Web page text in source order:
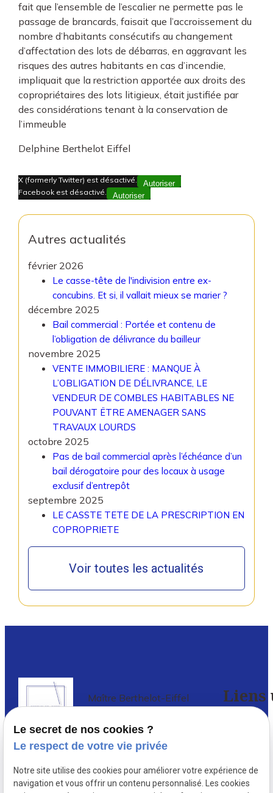
fait que l’ensemble de l’escalier ne permette pas le
passage de brancards, faisait que l’accroissement du
nombre d’habitants consécutifs au changement
d’affectation des lots de débarras, en aggravant les
risques des autres habitants en cas d’incendie,
impliquait que la restriction apportée aux droits des
copropriétaires des lots litigieux, était justifiée par
des considérations tenant à la conservation de
l’immeuble
Delphine Berthelot Eiffel
X (formerly Twitter) est désactivé.
Autoriser
Facebook est désactivé.
Autoriser
Autres actualités
février 2026
Le casse-tête de l'indivision entre ex-
concubins. Et si, il vallait mieux se marier ?
décembre 2025
Bail commercial : Portée et contenu de
l’obligation de délivrance du bailleur
novembre 2025
VENTE IMMOBILIERE : MANQUE À
L’OBLIGATION DE DÉLIVRANCE, LE
VENDEUR DE COMBLES HABITABLES NE
POUVANT ËTRE AMENAGER SANS
TRAVAUX LOURDS
octobre 2025
Pas de bail commercial après l’échéance d’un
bail dérogatoire pour des locaux à usage
exclusif d’entrepôt
septembre 2025
LE CASSTE TETE DE LA PRESCRIPTION EN
COPROPRIETE
Voir toutes les actualités
Maître Berthelot-Eiffel
depuis 1987, Delphine Berthelot-
Liens
Votre
avocat
Le secret de nos cookies ?
Le respect de votre vie privée
Notre site utilise des cookies pour améliorer votre expérience de
navigation et vous offrir un contenu personnalisé. Les cookies